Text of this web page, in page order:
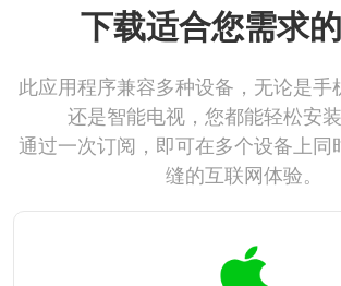
下载适合您需求
此应用程序兼容多种设备，无论是手
还是智能电视，您都能轻松安装
通过一次订阅，即可在多个设备上同
缝的互联网体验。